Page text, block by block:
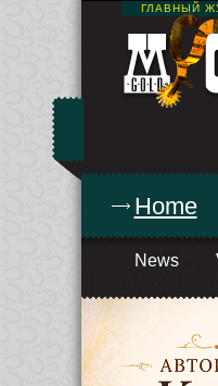
ГЛАВНЫЙ
Home
News